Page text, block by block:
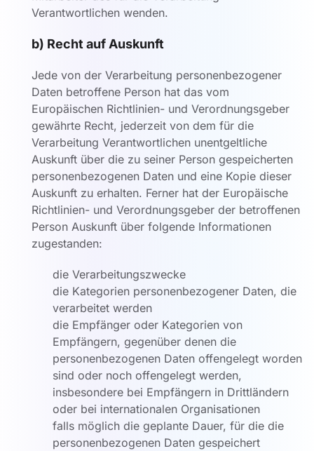
Verantwortlichen wenden.
b) Recht auf Auskunft
Jede von der Verarbeitung personenbezogener
Daten betroffene Person hat das vom
Europäischen Richtlinien- und Verordnungsgeber
gewährte Recht, jederzeit von dem für die
Verarbeitung Verantwortlichen unentgeltliche
Auskunft über die zu seiner Person gespeicherten
personenbezogenen Daten und eine Kopie dieser
Auskunft zu erhalten. Ferner hat der Europäische
Richtlinien- und Verordnungsgeber der betroffenen
Person Auskunft über folgende Informationen
zugestanden:
die Verarbeitungszwecke
die Kategorien personenbezogener Daten, die
verarbeitet werden
die Empfänger oder Kategorien von
Empfängern, gegenüber denen die
personenbezogenen Daten offengelegt worden
sind oder noch offengelegt werden,
insbesondere bei Empfängern in Drittländern
oder bei internationalen Organisationen
falls möglich die geplante Dauer, für die die
personenbezogenen Daten gespeichert